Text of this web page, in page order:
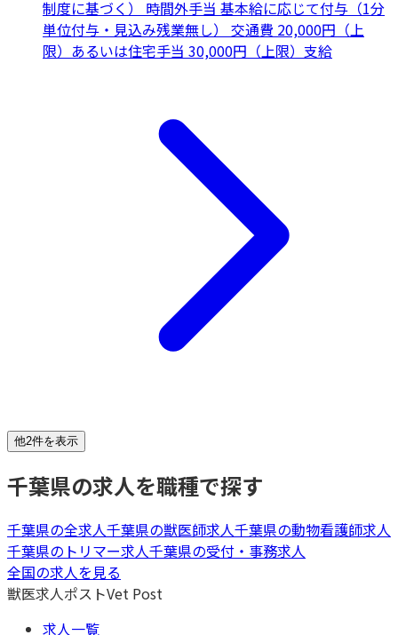
制度に基づく） 時間外手当 基本給に応じて付与（1分
単位付与・見込み残業無し） 交通費 20,000円（上
限）あるいは住宅手当 30,000円（上限）支給
他2件を表示
千葉県の求人を職種で探す
千葉県の全求人千葉県の獣医師求人千葉県の動物看護師求人
千葉県の トリマー求人千葉県の受付・事務求人
全国の求人を見る
獣医求人ポストVet Post
求人一覧